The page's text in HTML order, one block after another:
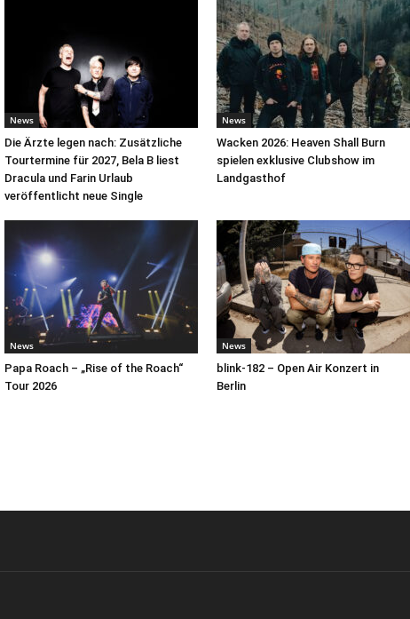
News
Die Ärzte legen nach: Zusätzliche
Tourtermine für 2027, Bela B liest
Dracula und Farin Urlaub
veröffentlicht neue Single
News
Wacken 2026: Heaven Shall Burn
spielen exklusive Clubshow im
Landgasthof
News
Papa Roach – „Rise of the Roach“
Tour 2026
News
blink-182 – Open Air Konzert in
Berlin